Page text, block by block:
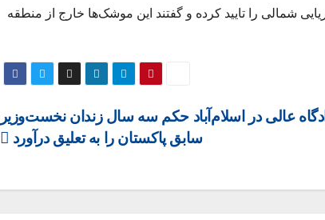
شمالی را تایید کرده و گفتند این موشک‌ها خارج از منطقه
عالی در اسلام‌آباد حکم سه سال زندان نخست‌وزیر
سابق پاکستان را به تعلیق درآورد